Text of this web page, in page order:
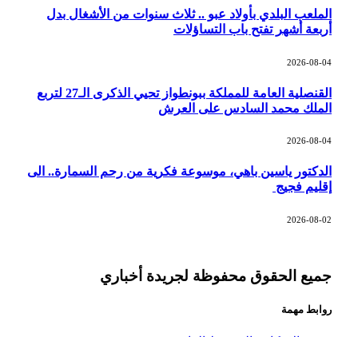
الملعب البلدي بأولاد عبو .. ثلاث سنوات من الأشغال بدل
أربعة أشهر تفتح باب التساؤلات
2026-08-04
القنصلية العامة للمملكة ببونطواز تحيي الذكرى الـ27 لتربع
الملك محمد السادس على العرش
2026-08-04
الدكتور ياسين باهي، موسوعة فكرية من رحم السمارة.. الى
إقليم فجيج
2026-08-02
جميع الحقوق محفوظة لجريدة أخباري
روابط مهمة